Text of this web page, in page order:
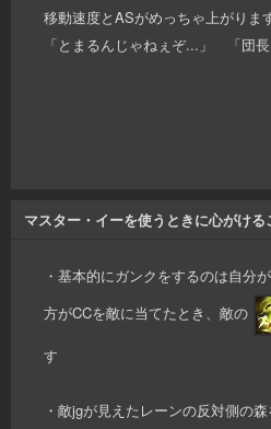
移動速度とASがめっちゃ上がり
「とまるんじゃねぇぞ...」 「団長
マスター・イーを使うときに心がける
・基本的にガンクをするのは自分
方がCCを敵に当てたとき、敵の
す
・敵jgが見えたレーンの反対側の